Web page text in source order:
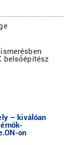
belsőépítész
– kiválóan
on